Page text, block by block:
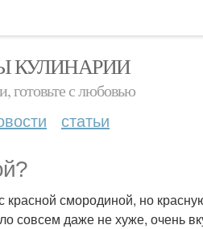
КУЛИНАРИИ
готовьте с любовью
статьи
красной смородиной, но
совсем даже не хуже, очень